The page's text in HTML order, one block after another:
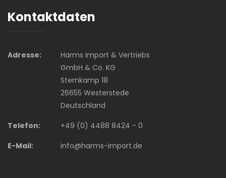
Kontaktdaten
Adresse:
Harms Import & Vertriebs
GmbH & Co. KG
Sternkamp 18
26655 Westerstede
Deutschland
Telefon:
+49 (0) 4488 8424 - 0
E-Mail:
info@harms-import.de